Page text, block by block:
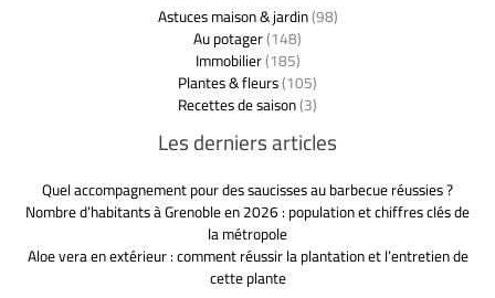
Astuces maison & jardin(98)
Au potager(148)
Immobilier(185)
Plantes & fleurs(105)
Recettes de saison(3)
Les derniers articles
Quel accompagnement pour des saucisses au barbecue réussies ?
Nombre d’habitants à Grenoble en 2026 : population et chiffres clés de
la métropole
Aloe vera en extérieur : comment réussir la plantation et l’entretien de
cette plante